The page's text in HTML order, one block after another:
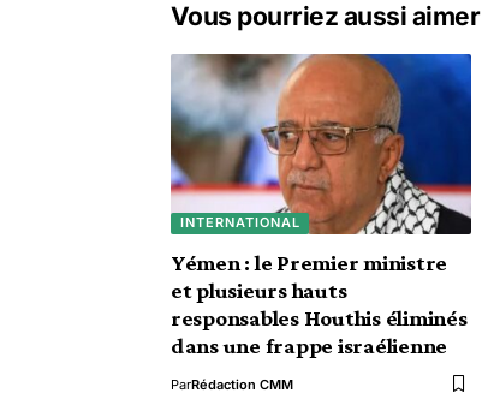
Vous pourriez aussi aimer
INTERNATIONAL
Yémen : le Premier ministre
et plusieurs hauts
responsables Houthis éliminés
dans une frappe israélienne
ParRédaction CMM